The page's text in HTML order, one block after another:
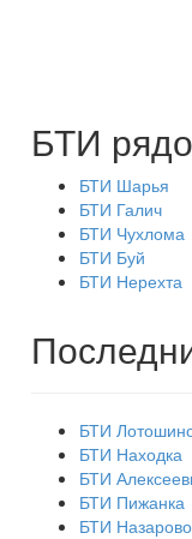
БТИ
БТИ Шарья
БТИ Галич
БТИ Чухлома
БТИ Буй
БТИ Нерехта
БТИ
БТИ Находка
БТИ
БТИ Пижанка
БТИ Назарово